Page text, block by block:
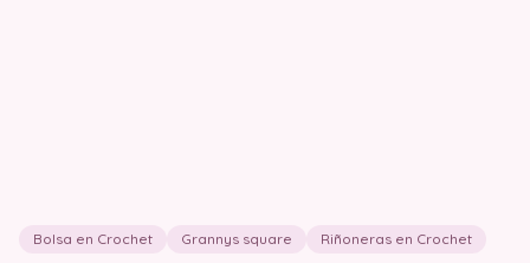
Bolsa en Crochet Grannys square Riñoneras en Crochet